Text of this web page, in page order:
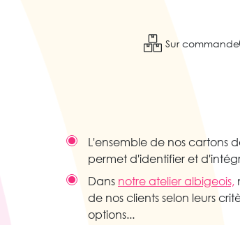
Sur commande
L'ensemble de nos cartons
permet d'identifier et
Dans notre atelier albigeois,
de nos clients selon leurs
options...